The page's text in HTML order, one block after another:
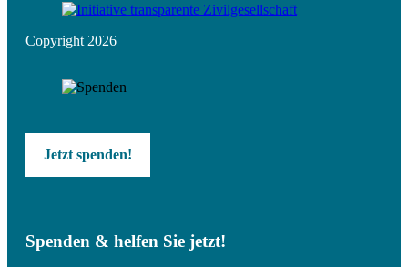
Copyright 2026
Jetzt spenden!
Spenden & helfen Sie jetzt!